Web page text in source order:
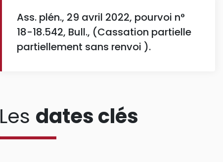
Ass. plén., 29 avril 2022, pourvoi n°
18-18.542, Bull., (Cassation partielle
partiellement sans renvoi ).
Les dates clés